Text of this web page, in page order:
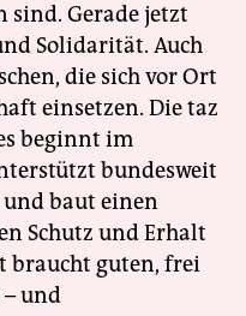
sind. Gerade jetzt
Solidarität. Auch
die sich vor Ort
einsetzen. Die taz
beginnt im
bundesweit
baut einen
Schutz und Erhalt
braucht guten, frei
und